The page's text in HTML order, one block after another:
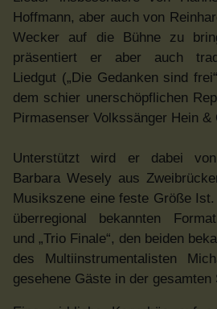
Hoffmann, aber auch von
Wecker auf die Bühne zu
präsentiert er aber auch
Liedgut („Die Gedanken sind
dem schier unerschöpflichen
Pirmasenser Volkssänger Hein &
Unterstützt wird er dabei
Barbara Wesely aus
Musikszene eine feste Größe
überregional bekannten
und „Trio Finale“, den beiden
des Multiinstrumentalisten
gesehene Gäste in der gesamten